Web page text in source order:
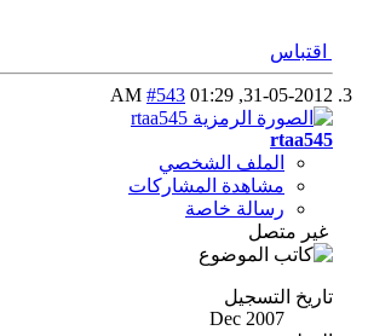
اقتباس
31-05-2012,
01:29 AM
#543
rtaa545
الملف الشخصي
مشاهدة المشاركات
رسالة خاصة
غير متصل
تاريخ التسجيل
Dec 2007